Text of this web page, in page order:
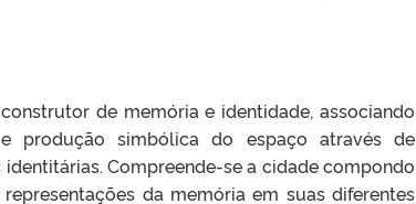
de memória e identidade, associando
produção simbólica do espaço através de
Compreende-se a cidade compondo
da memória em suas diferentes